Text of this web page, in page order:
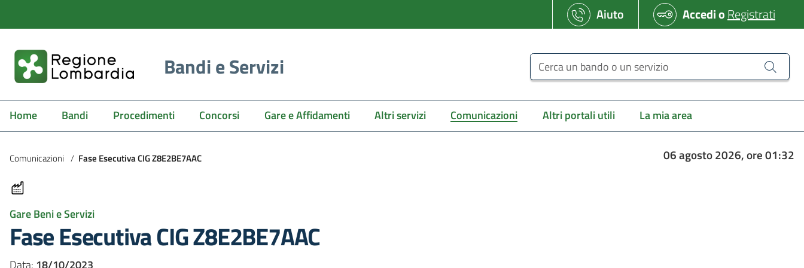
Aiuto AccedioRegistrati
Bandi e Servizi Cerca un bando o un servizio
Home Bandi Procedimenti Concorsi Gare e Affidamenti Altri servizi Comunicazioni Altri portali utili La mia area
Comunicazioni / Fase Esecutiva CIG Z8E2BE7AAC 06 agosto 2026, ore 01:32
Gare Beni e Servizi
Fase Esecutiva CIG Z8E2BE7AAC
Data: 18/10/2023